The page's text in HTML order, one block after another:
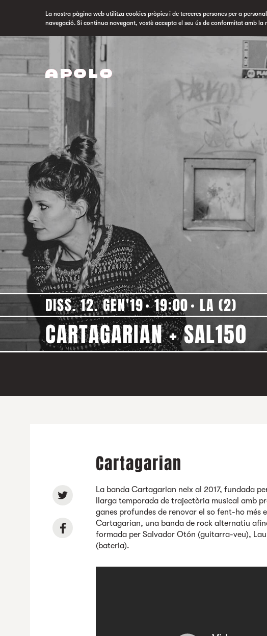
La nostra pàgina web utilitza cookies pròpies i de terceres persones per a
navegació. Si continua navegant, vostè accepta el seu ús de conformitat amb la
DISS. 12. GEN'19 19:00 LA (2)
CARTAGARIAN + SAL150
Cartagarian
La banda Cartagarian neix al 2017, fundada
llarga temporada de trajectòria musical amb
ganes profundes de renovar el so fent-ho més
Cartagarian, una banda de rock alternatiu
formada per Salvador Otón (guitarra-veu),
(bateria).